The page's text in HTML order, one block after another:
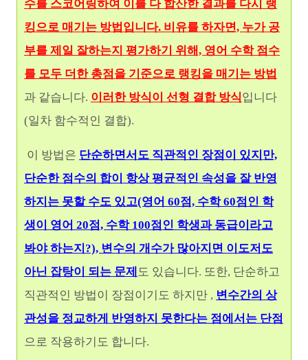
수를 스코어링하여 이를 다 합산한 결과를 다시 랭
킹으로 매기는 방법입니다. 비유를 하자면, 누가 공
부를 제일 잘하는지 평가하기 위해, 영어 수학 점수
를 모두 더한 총점을 기준으로 랭킹을 매기는 방법
과 같습니다. 이러한 방식이 선형 결합 방식입니다
(일차 함수적인 결합).
이 방법은 단순하면서도 직관적인 장점이 있지만,
단순한 점수의 합이 항상 평균적인 속성을 잘 반영
하지는 못할 수도 있고(영어 60점, 수학 60점인 학
생이 영어 20점, 수학 100점인 학생과 동급이라고
봐야 하는지?), 변수의 개수가 많아지면 이도저도
아닌 잡탕이 되는 문제 도 있습니다. 또한, 단순하고
직관적인 방법이 장점이기도 하지만 , 변수간의 상
관성을 정교하게 반영하지 못한다는 점에서는 단점
으로 작용하기도 합니다.